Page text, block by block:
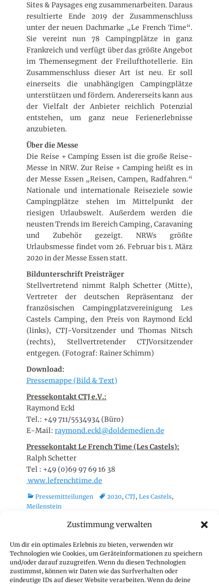
Zustimmung verwalten
Um dir ein optimales Erlebnis zu bieten, verwenden wir
Technologien wie Cookies, um Geräteinformationen zu speichern
und/oder darauf zuzugreifen. Wenn du diesen Technologien
zustimmst, können wir Daten wie das Surfverhalten oder
eindeutige IDs auf dieser Website verarbeiten. Wenn du deine
Sites & Paysages eng zusammenarbeiten. Daraus
resultierte Ende 2019 der Zusammenschluss
unter der neuen Dachmarke „Le French Time“.
Sie vereint nun 78 Campingplätze in ganz
Frankreich und verfügt über das größte Angebot
im Themensegment der Freilufthotellerie. Ein
Zusammenschluss dieser Art ist neu. Er soll
einerseits die unabhängigen Campingplätze
unterstützen und fördern. Andererseits kann aus
der Vielfalt der Anbieter reichlich Potenzial
entstehen, um ganz neue Ferienerlebnisse
anzubieten.
Über die Messe
Die Reise + Camping Essen ist die große Reise-
Messe in NRW. Zur Reise + Camping heißt es in
der Messe Essen „Reisen, Campen, Radfahren.“
Nationale und internationale Reiseziele sowie
Campingplätze stehen im Mittelpunkt der
riesigen Urlaubswelt. Außerdem werden die
neusten Trends im Bereich Camping, Caravaning
und Zubehör gezeigt. NRWs größte
Urlaubsmesse findet vom 26. Februar bis 1. März
2020 in der Messe Essen statt.
Bildunterschrift Preisträger
Stellvertretend nimmt Ralph Schetter (Mitte),
Vertreter der deutschen Repräsentanz der
französischen Campingplatzvereinigung Les
Castels Camping, den Preis von Raymond Eckl
(links), CTJ-Vorsitzender und Thomas Nitsch
(rechts), Stellvertretender CTJVorsitzender
entgegen. (Fotograf: Rainer Schimm)
Download:
Pressemappe (Bild & Text)
Pressekontakt CTJ e.V.:
Raymond Eckl
Tel.: +49 711/5534934 (Büro)
E-Mail: raymond.eckl@doldemedien.de
Pressekontakt Le French Time (Les Castels):
Ralph Schetter
Tel : +49 (0)69 97 69 16 38
www.lefrenchtime.de
K
a
o
r
i
e
n
Pressemitteilungen
T
s
2020, CTJ, Les Castels,
Meilenstein
Geschäftsstelle
CTJ Geschäftsstelle
c/o CIVD e.V.
z. Hd. Thomas Nitsch